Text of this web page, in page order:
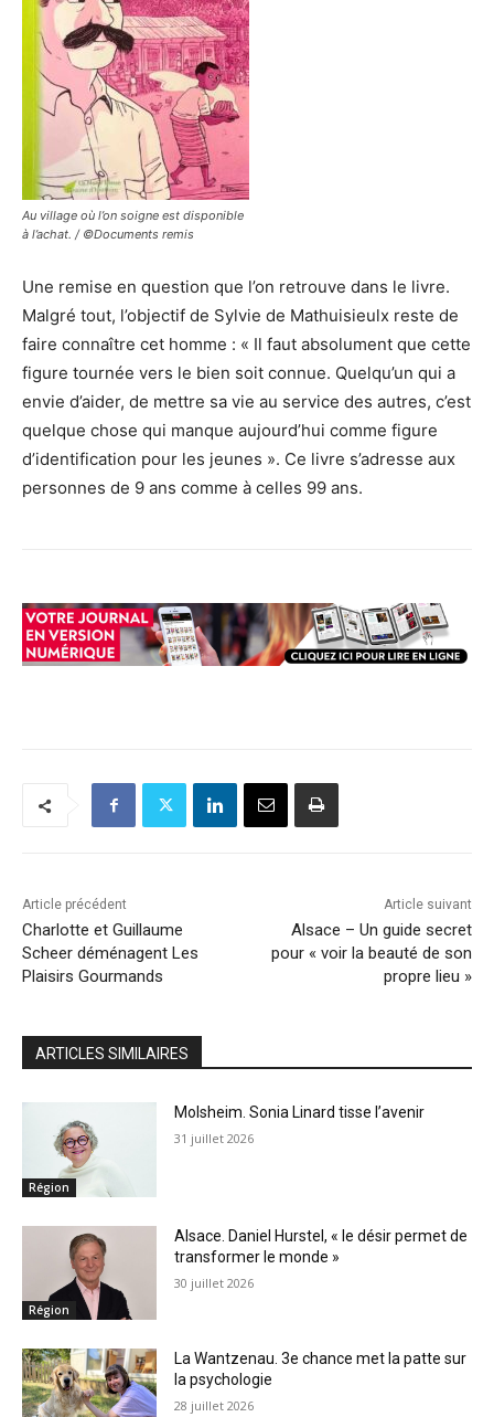
Au village où l’on soigne est disponible
à l’achat. / ©Documents remis
Une remise en question que l’on retrouve dans le livre.
Malgré tout, l’objectif de Sylvie de Mathuisieulx reste de
faire connaître cet homme : « Il faut absolument que cette
figure tournée vers le bien soit connue. Quelqu’un qui a
envie d’aider, de mettre sa vie au service des autres, c’est
quelque chose qui manque aujourd’hui comme figure
d’identification pour les jeunes ». Ce livre s’adresse aux
personnes de 9 ans comme à celles 99 ans.
Article précédent
Charlotte et Guillaume
Scheer déménagent Les
Plaisirs Gourmands
Article suivant
Alsace – Un guide secret
pour « voir la beauté de son
propre lieu »
ARTICLES SIMILAIRES
Région
Molsheim. Sonia Linard tisse l’avenir
31 juillet 2026
Région
Alsace. Daniel Hurstel, « le désir permet de
transformer le monde »
30 juillet 2026
La Wantzenau. 3e chance met la patte sur
la psychologie
28 juillet 2026